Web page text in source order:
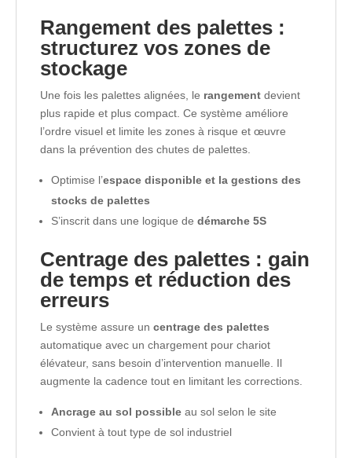
Rangement des palettes :
structurez vos zones de
stockage
Une fois les palettes alignées, le rangement devient
plus rapide et plus compact. Ce système améliore
l’ordre visuel et limite les zones à risque et œuvre
dans la prévention des chutes de palettes.
Optimise l’espace disponible et la gestions des
stocks de palettes
S’inscrit dans une logique de démarche 5S
Centrage des palettes : gain
de temps et réduction des
erreurs
Le système assure un centrage des palettes
automatique avec un chargement pour chariot
élévateur, sans besoin d’intervention manuelle. Il
augmente la cadence tout en limitant les corrections.
Ancrage au sol possible au sol selon le site
Convient à tout type de sol industriel